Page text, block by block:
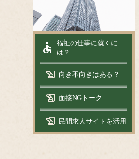
accessible
福祉の仕事に就くに
は？
history_edu 向き不向きはある？
history_edu 面接NGトーク
history_edu 民間求人サイトを活用